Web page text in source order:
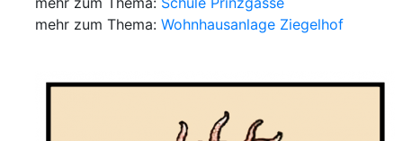
mehr zum Thema: Wohnhausanlage Ziegelhof